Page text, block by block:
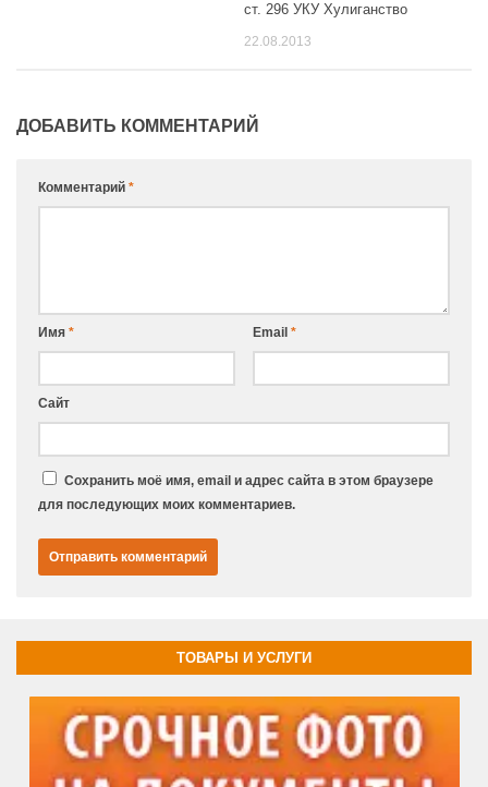
ст. 296 УКУ Хулиганство
22.08.2013
ДОБАВИТЬ КОММЕНТАРИЙ
Комментарий *
Имя * Email *
Сайт
Сохранить моё имя, email и адрес сайта в этом браузере
для последующих моих комментариев.
ТОВАРЫ И УСЛУГИ